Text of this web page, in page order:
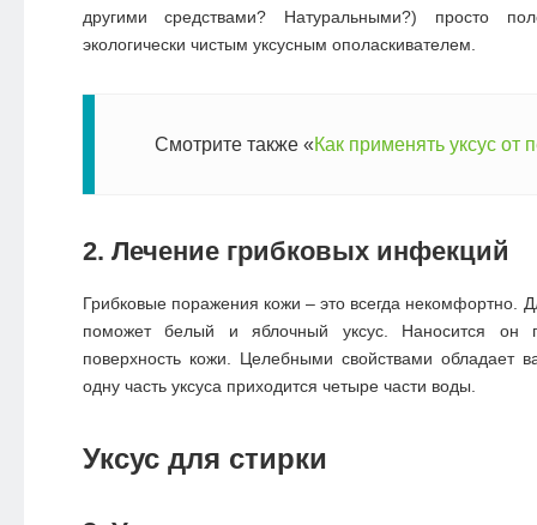
другими средствами? Натуральными?) просто
экологически чистым уксусным ополаскивателем.
Смотрите также «Как применять уксус от
2. Лечение грибковых инфекций
Грибковые поражения кожи – это всегда некомфортно.
поможет белый и яблочный уксус. Наносится он
поверхность кожи. Целебными свойствами обладает
одну часть уксуса приходится четыре части воды.
Уксус для стирки